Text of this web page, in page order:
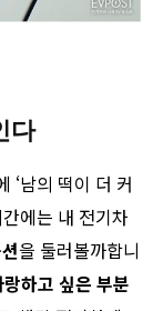
다
‘남의 떡이 더 커
에는 내 전기차
을 둘러볼까합니
하고 싶은 부분